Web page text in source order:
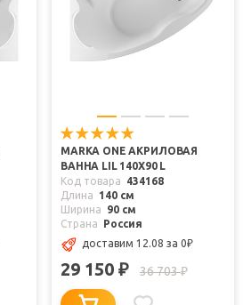
MARKA ONE АКРИЛОВАЯ
ВАННА LIL 140X90 L
Код товара
434168
Длина
140 см
Ширина
90 см
Страна
Россия
доставим 12.08 за 0₽
29 150 ₽ 36 703₽